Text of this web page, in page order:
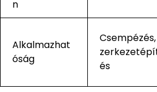
n
Alkalmazhat
óság
és